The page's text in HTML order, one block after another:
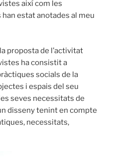
així com les
estat anotades al meu
proposta de l’activitat
ha consistit a
socials de la
i espais del seu
seves necessitats de
disseny tenint en compte
necessitats,